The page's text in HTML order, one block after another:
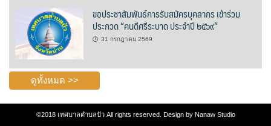
บ้านริมทุ่งรีสอร์ท
บ้านสวนศรีสุขโฮมสเตย์
บ้านฮิมนาปัว
ขอประชาสัมพันธ์การรับสมัครบุคลากร เข้าร่วม
ประกวด “คนดีศรีระบาด ประจำปี ๒๕๖๙”
31 กรกฎาคม 2569
ดูทั้งหมด >>
©2018 เทศบาลตำบลปัวAll rights reserved. Design by Nanaw Studio